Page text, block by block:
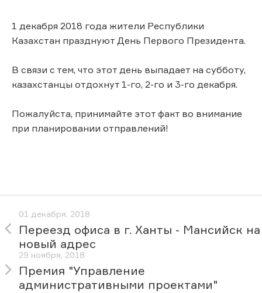
1 декабря 2018 года жители Республики
Казахстан празднуют День Первого Президента.
В связи с тем, что этот день выпадает на субботу,
казахстанцы отдохнут 1-го, 2-го и 3-го декабря.
Пожалуйста, принимайте этот факт во внимание
при планировании отправлений!
01 декабря, 2018
Переезд офиса в г. Ханты - Мансийск на
новый адрес
29 ноября, 2018
Премия "Управление
административными проектами"